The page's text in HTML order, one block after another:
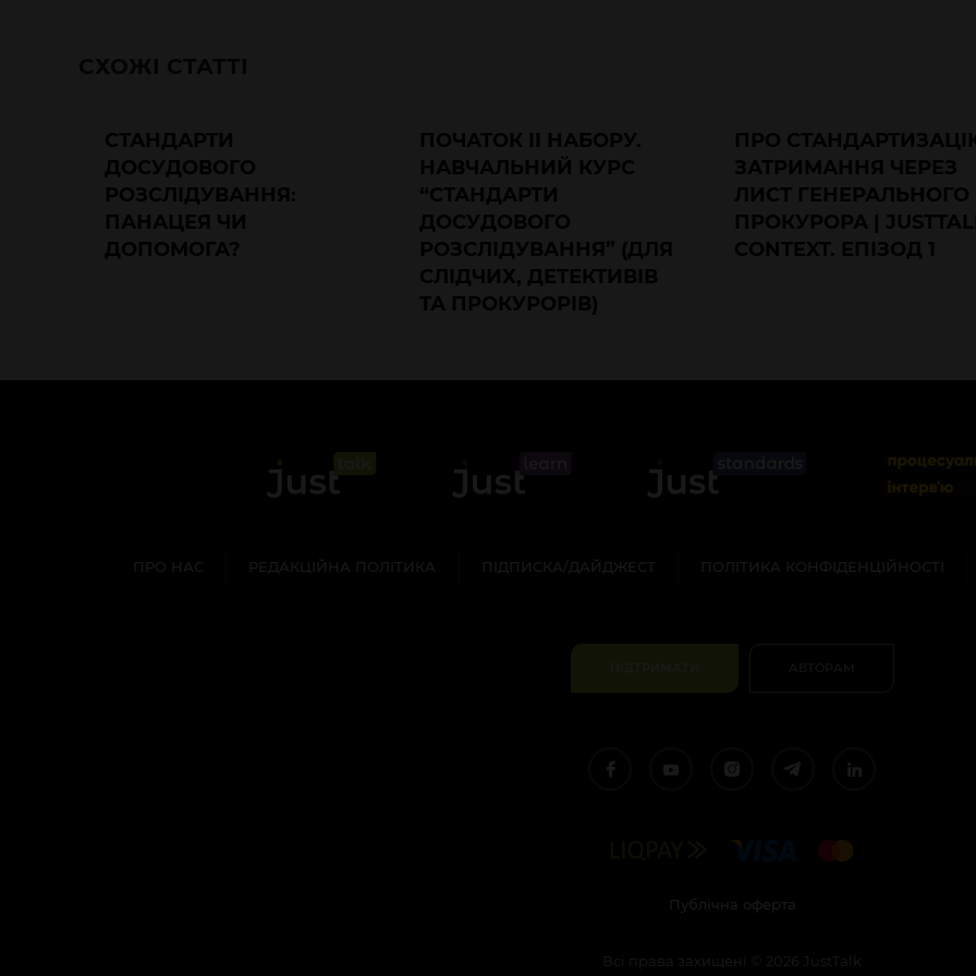
СТАНДАРТИ
ДОСУДОВОГО
РОЗСЛІДУВАННЯ:
ПАНАЦЕЯ ЧИ
ДОПОМОГА?
ПОЧАТОК ІІ НАБОРУ.
НАВЧАЛЬНИЙ КУРС
“СТАНДАРТИ
ДОСУДОВОГО
РОЗСЛІДУВАННЯ” (ДЛЯ
СЛІДЧИХ, ДЕТЕКТИВІВ
ТА ПРОКУРОРІВ)
ПРО
ЗАТРИМАННЯ ЧЕРЕЗ
ЛИСТ ГЕНЕРАЛЬНОГО
ПРОКУРОРА |
CONTEXT. ЕПІЗОД 1
ПРО НАС РЕДАКЦІЙНА ПОЛІТИКА ПІДПИСКА/ДАЙДЖЕСТ ПОЛІТИКА КОНФІДЕНЦІЙНОСТІ
Публічна оферта
Всі права захищені 2026 JustTalk